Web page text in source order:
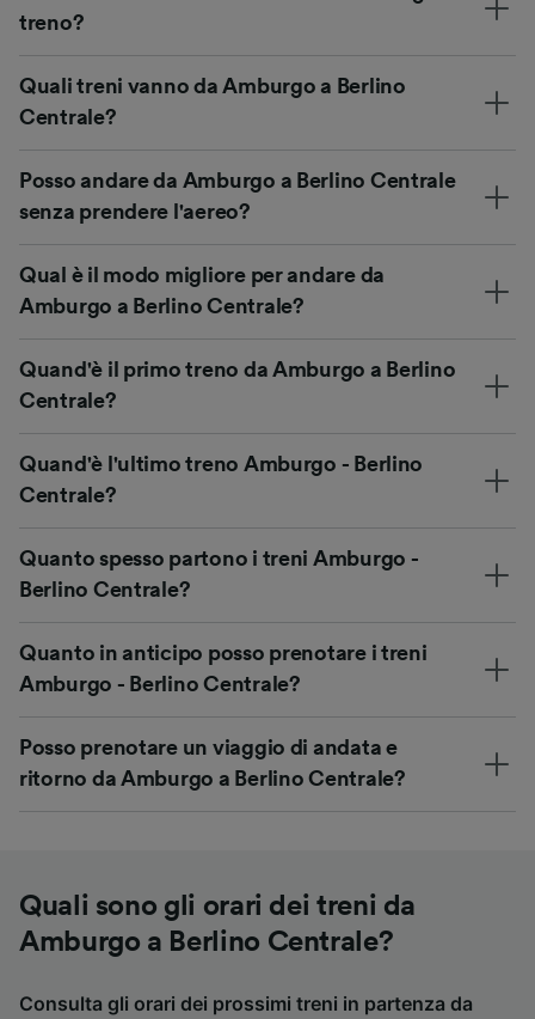
treno?
Quali treni vanno da Amburgo a Berlino
Centrale?
Posso andare da Amburgo a Berlino Centrale
senza prendere l'aereo?
Qual è il modo migliore per andare da
Amburgo a Berlino Centrale?
Quand'è il primo treno da Amburgo a Berlino
Centrale?
Quand'è l'ultimo treno Amburgo - Berlino
Centrale?
Quanto spesso partono i treni Amburgo -
Berlino Centrale?
Quanto in anticipo posso prenotare i treni
Amburgo - Berlino Centrale?
Posso prenotare un viaggio di andata e
ritorno da Amburgo a Berlino Centrale?
Quali sono gli orari dei treni da
Amburgo a Berlino Centrale?
Consulta gli orari dei prossimi treni in partenza da